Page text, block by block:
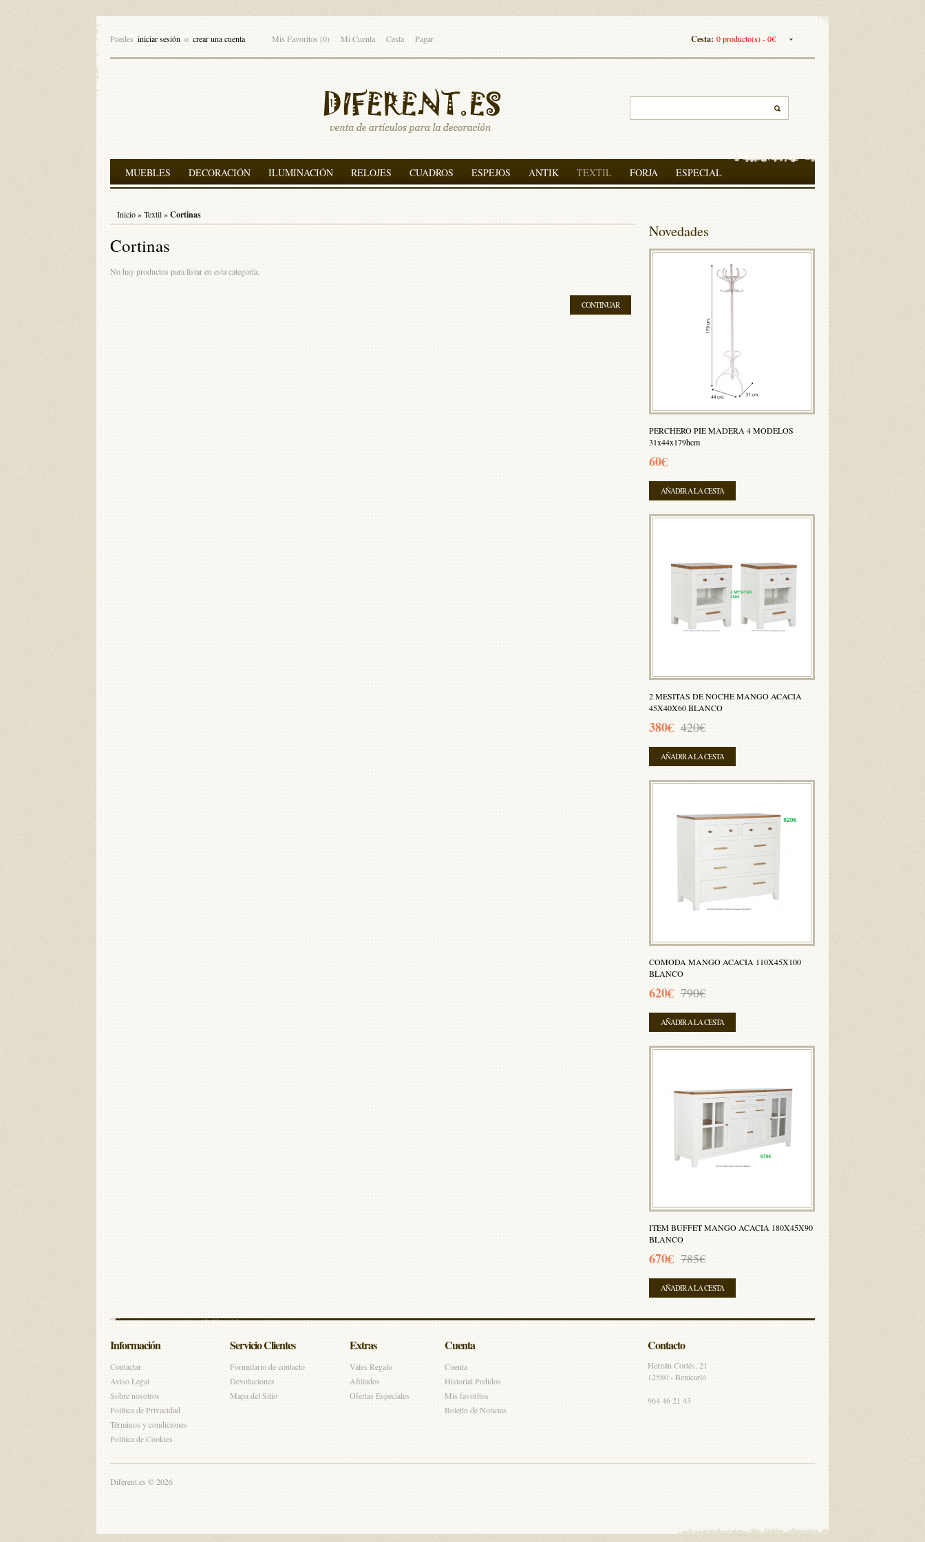
Cesta: 0 producto(s) - 0€
Puedes iniciar sesión o crear una cuenta Mis Favoritos (0) Mi Cuenta Cesta Pagar
MUEBLES DECORACIÓN ILUMINACIÓN RELOJES CUADROS ESPEJOS ANTIK TEXTIL FORJA ESPECIAL
Novedades
PERCHERO PIE MADERA 4 MODELOS
31x44x179hcm
60€
AÑADIR A LA CESTA
2 MESITAS DE NOCHE MANGO ACACIA
45X40X60 BLANCO
380€ 420€
AÑADIR A LA CESTA
COMODA MANGO ACACIA 110X45X100
BLANCO
620€ 790€
AÑADIR A LA CESTA
ITEM BUFFET MANGO ACACIA 180X45X90
BLANCO
670€ 785€
AÑADIR A LA CESTA
Inicio»Textil»Cortinas
Cortinas
No hay productos para listar en esta categoría.
CONTINUAR
Contacto
Hernán Cortés, 21
12580 - Benicarló
964 46 21 43
Información
Contactar
Aviso Legal
Sobre nosotros
Política de Privacidad
Términos y condiciones
Política de Cookies
Servicio Clientes
Formulario de contacto
Devoluciones
Mapa del Sitio
Extras
Vales Regalo
Afiliados
Ofertas Especiales
Cuenta
Cuenta
Historial Pedidos
Mis favoritos
Boletín de Noticias
Diferent.es © 2026